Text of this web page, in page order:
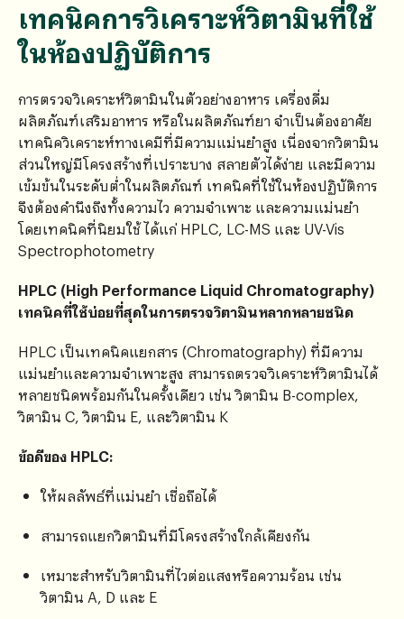
เทคนิคการวิเคราะห์วิตามินที่ใช้
ในห้องปฏิบัติการ
การตรวจวิเคราะห์วิตามินในตัวอย่างอาหาร เครื่องดื่ม
ผลิตภัณฑ์เสริมอาหาร หรือในผลิตภัณฑ์ยา จำเป็นต้องอาศัย
เทคนิควิเคราะห์ทางเคมีที่มีความแม่นยำสูง เนื่องจากวิตามิน
ส่วนใหญ่มีโครงสร้างที่เปราะบาง สลายตัวได้ง่าย และมีความ
เข้มข้นในระดับต่ำในผลิตภัณฑ์ เทคนิคที่ใช้ในห้องปฏิบัติการ
จึงต้องคำนึงถึงทั้งความไว ความจำเพาะ และความแม่นยำ
โดยเทคนิคที่นิยมใช้ ได้แก่ HPLC, LC-MS และ UV-Vis
Spectrophotometry
HPLC (High Performance Liquid Chromatography)
เทคนิคที่ใช้บ่อยที่สุดในการตรวจวิตามินหลากหลายชนิด
HPLC เป็นเทคนิคแยกสาร (Chromatography) ที่มีความ
แม่นยำและความจำเพาะสูง สามารถตรวจวิเคราะห์วิตามินได้
หลายชนิดพร้อมกันในครั้งเดียว เช่น วิตามิน B-complex,
วิตามิน C, วิตามิน E, และวิตามิน K
ข้อดีของ HPLC:
ให้ผลลัพธ์ที่แม่นยำ เชื่อถือได้
สามารถแยกวิตามินที่มีโครงสร้างใกล้เคียงกัน
เหมาะสำหรับวิตามินที่ไวต่อแสงหรือความร้อน เช่น
วิตามิน A, D และ E